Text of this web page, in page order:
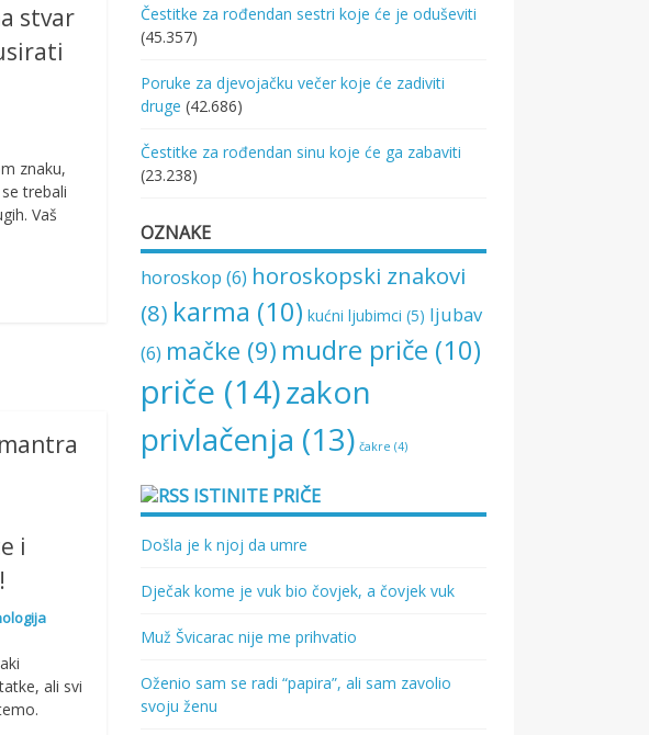
stvar
znaku,
trebali
Vaš
i
ali svi
Čestitke za rođendan sestri koje će je oduševiti
(45.357)
Poruke za djevojačku večer koje će zadiviti
druge (42.686)
Čestitke za rođendan sinu koje će ga zabaviti
(23.238)
OZNAKE
horoskop (6) horoskopski znakovi
(8) karma (10) kućni ljubimci (5) ljubav
(6) mačke (9) mudre priče (10)
priče (14)zakon
privlačenja (13) čakre (4)
ISTINITE PRIČE
Došla je k njoj da umre
Dječak kome je vuk bio čovjek, a čovjek vuk
Muž Švicarac nije me prihvatio
Oženio sam se radi “papira”, ali sam zavolio
svoju ženu